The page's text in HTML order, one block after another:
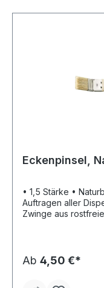
Eckenpinsel,
• 1,5 Stärke • Naturborsten-Mischung • Für das
Auftragen aller
Zwinge aus
Ab 4,50 €*